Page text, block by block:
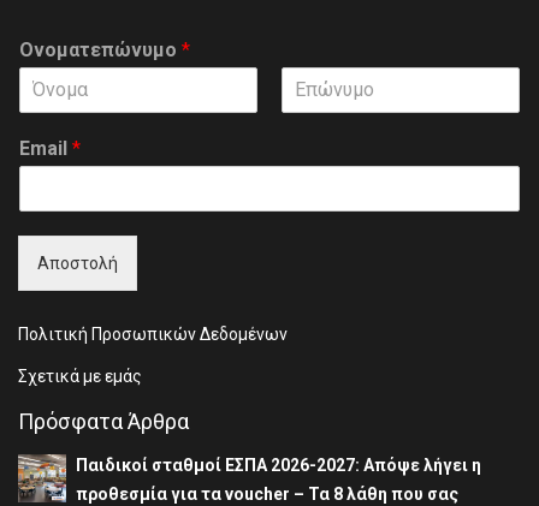
Ονοματεπώνυμο *
i
rEmail *
Αποστολή
Πολιτική Προσωπικών Δεδομένων
Σχετικά με εμάς
Πρόσφατα Άρθρα
Παιδικοί σταθμοί ΕΣΠΑ 2026-2027: Απόψε λήγει η
προθεσμία για τα voucher – Τα 8 λάθη που σας